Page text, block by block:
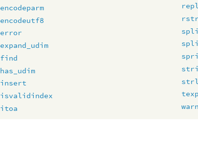
encodeparm
encodeutf8
error
expand_udim
find
has_udim
insert
isvalidindex
itoa